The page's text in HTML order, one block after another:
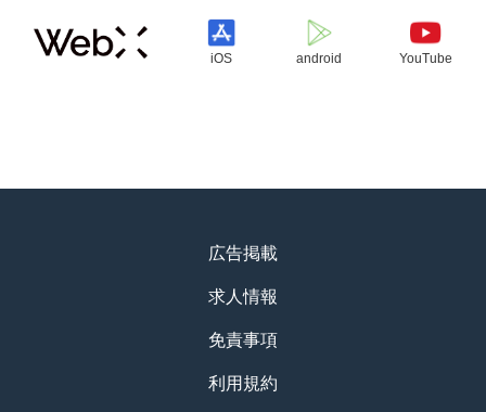
iOS android YouTube
広告掲載
求人情報
免責事項
利用規約